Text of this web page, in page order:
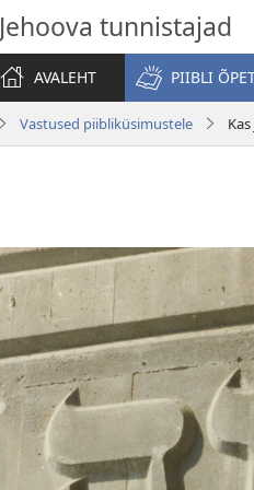
Jehoova tunnistajad
AVALEHT
PIIBLI
Vastused piibliküsimustele